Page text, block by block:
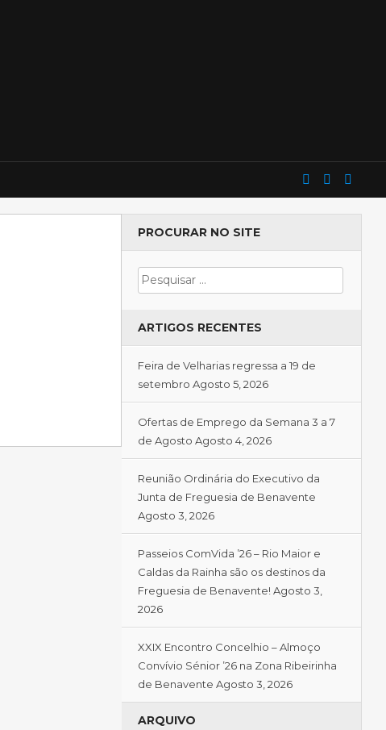
PROCURAR NO SITE
ARTIGOS RECENTES
Feira de Velharias regressa a 19 de
setembro Agosto 5, 2026
Ofertas de Emprego da Semana 3 a 7
de Agosto Agosto 4, 2026
Reunião Ordinária do Executivo da
Junta de Freguesia de Benavente
Agosto 3, 2026
Passeios ComVida ’26 – Rio Maior e
Caldas da Rainha são os destinos da
Freguesia de Benavente! Agosto 3,
2026
XXIX Encontro Concelhio – Almoço
Convívio Sénior ’26 na Zona Ribeirinha
de Benavente Agosto 3, 2026
ARQUIVO